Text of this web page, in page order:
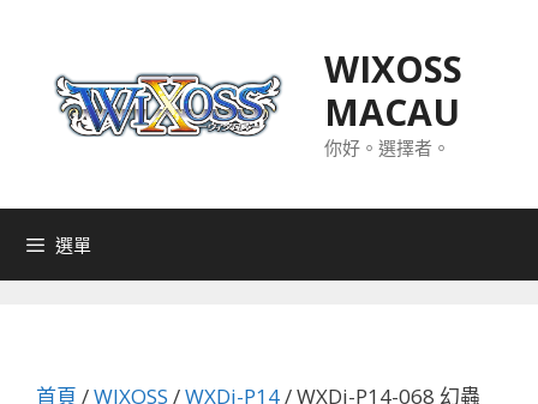
WIXOSS
MACAU
你好。選擇者。
選單
首頁 /WIXOSS /WXDi-P14/ WXDi-P14-068 幻蟲